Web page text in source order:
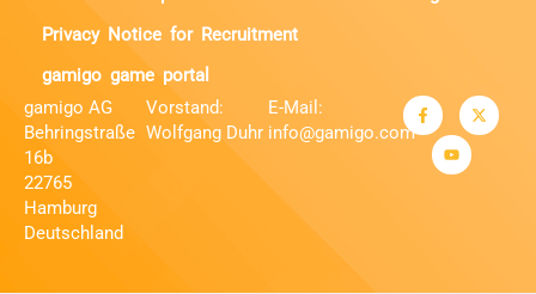
Privacy Notice for Recruitment
gamigo game portal
gamigo AG
Behringstraße
16b
22765
Hamburg
Deutschland
Vorstand:
Wolfgang Duhr
E-Mail:
info@gamigo.com